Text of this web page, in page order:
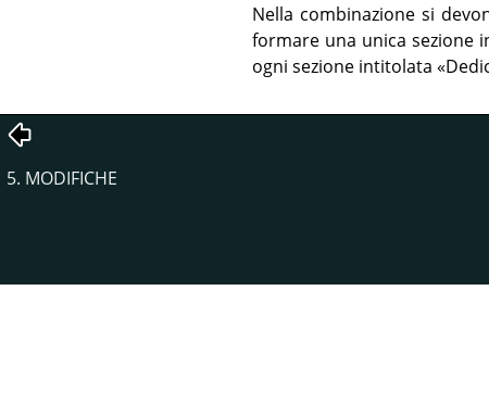
Nella combinazione si
formare una unica sezione
ogni sezione intitolata «
5. MODIFICHE